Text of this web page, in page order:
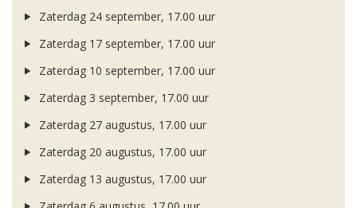
Zaterdag 24 september, 17.00 uur
Zaterdag 17 september, 17.00 uur
Zaterdag 10 september, 17.00 uur
Zaterdag 3 september, 17.00 uur
Zaterdag 27 augustus, 17.00 uur
Zaterdag 20 augustus, 17.00 uur
Zaterdag 13 augustus, 17.00 uur